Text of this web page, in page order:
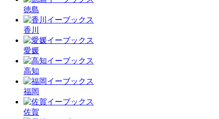
徳島
香川
愛媛
高知
福岡
佐賀